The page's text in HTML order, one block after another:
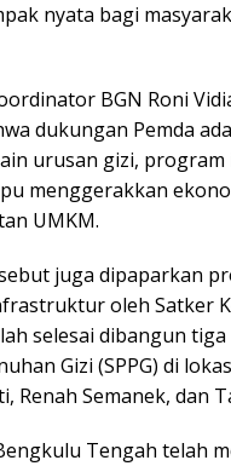
nyata bagi
BGN Roni
dukungan Pemda
urusan gizi, program
menggerakkan
UMKM.
juga dipaparkan
oleh Satker
selesai dibangun
Gizi (SPPG) di
Renah Semanek, dan
Tengah telah